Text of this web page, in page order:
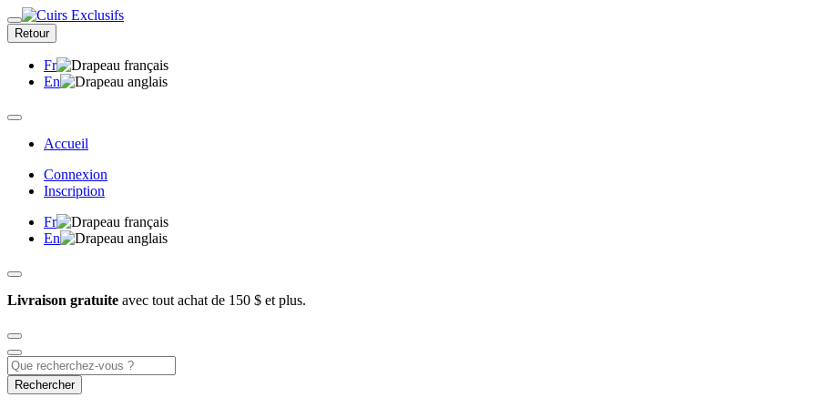
Retour
Fr
En
Accueil
Connexion
Inscription
Fr
En
Livraison gratuite avec tout achat de 150 $ et plus.
Rechercher